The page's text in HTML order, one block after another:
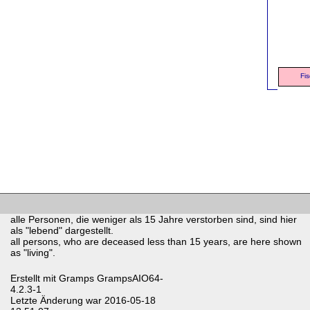
alle Personen, die weniger als 15 Jahre verstorben sind, sind hier
als "lebend" dargestellt.
all persons, who are deceased less than 15 years, are here shown
as "living".
Erstellt mit Gramps GrampsAIO64-
4.2.3-1
Letzte Änderung war 2016-05-18